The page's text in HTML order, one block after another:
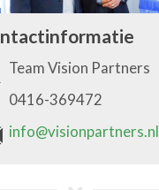
Team Vision Partners
0416-369472
info@visionpartners.nl